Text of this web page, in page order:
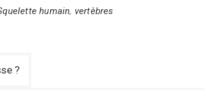
humain, vertèbres
?